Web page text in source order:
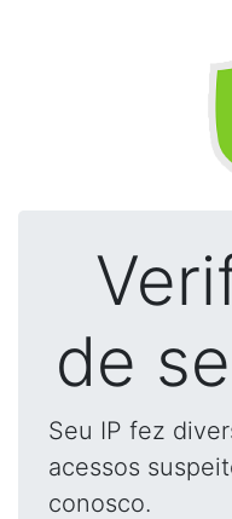
de
Seu IP fez
acessos
conosco.